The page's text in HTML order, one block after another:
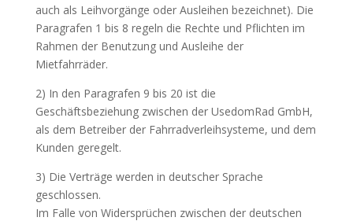
auch als Leihvorgänge oder Ausleihen bezeichnet). Die
Paragrafen 1 bis 8 regeln die Rechte und Pflichten im
Rahmen der Benutzung und Ausleihe der
Mietfahrräder.
2) In den Paragrafen 9 bis 20 ist die
Geschäftsbeziehung zwischen der UsedomRad GmbH,
als dem Betreiber der Fahrradverleihsysteme, und dem
Kunden geregelt.
3) Die Verträge werden in deutscher Sprache
geschlossen.
Im Falle von Widersprüchen zwischen der deutschen